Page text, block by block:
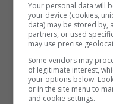
Your personal data will
your device (cookies,
data) may be stored by,
partners, or used
may use precise
Some vendors may
of legitimate interest,
your options below.
or in the site menu to
and cookie settings.